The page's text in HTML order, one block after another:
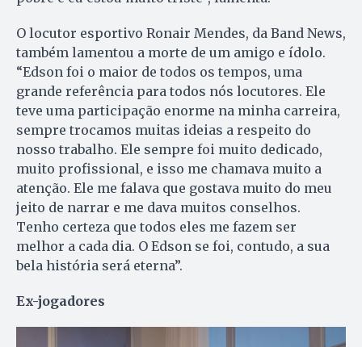
O locutor esportivo Ronair Mendes, da Band News,
também lamentou a morte de um amigo e ídolo.
“Edson foi o maior de todos os tempos, uma
grande referência para todos nós locutores. Ele
teve uma participação enorme na minha carreira,
sempre trocamos muitas ideias a respeito do
nosso trabalho. Ele sempre foi muito dedicado,
muito profissional, e isso me chamava muito a
atenção. Ele me falava que gostava muito do meu
jeito de narrar e me dava muitos conselhos.
Tenho certeza que todos eles me fazem ser
melhor a cada dia. O Edson se foi, contudo, a sua
bela história será eterna”.
Ex-jogadores